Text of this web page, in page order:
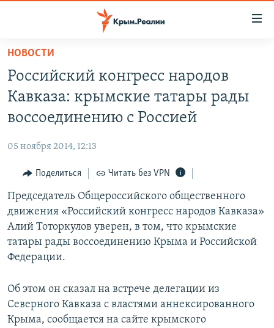
Вернуться
основному
содержанию
главной
навигации
Вернутся
поиску
11 ЛЕТ ОККУПАЦИИ КРЫМА. 11 ИСТОРИЙ СОПРОТИВЛЕНИЯ
ЕЩЕ
ИНТЕРАКТИВ
ИНФОГРАФИКА
СОВЕТЫ ПРАВОЗАЩИТНИКОВ
ПРОПАВШИЕ БЕЗ ВЕСТИ
ПОБЕДИТЕЛЕЙ НЕ СУДЯТ?
КРЫМ.НЕПОКОРЕННЫЙ
РАДІО СВОБОДА
КАК ОБОЙТИ БЛОКИРОВКУ
Українською
Qırımtatar
ПРИСОЕДИНЯЙТЕСЬ!
НОВОСТИ
Российский конгресс народов
Кавказа: крымские татары рады
воссоединению с Россией
05 ноября 2014, 12:13
Поделиться Читать без VPN
Председатель Общероссийского общественного
движения «Российский конгресс народов Кавказа»
Алий Тоторкулов уверен, в том, что крымские
татары рады воссоединению Крыма и Российской
Федерации.
Об этом он сказал на встрече делегации из
Северного Кавказа с властями аннексированного
Крыма, сообщается на сайте крымского